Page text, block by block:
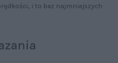
i to bez najmniejszych